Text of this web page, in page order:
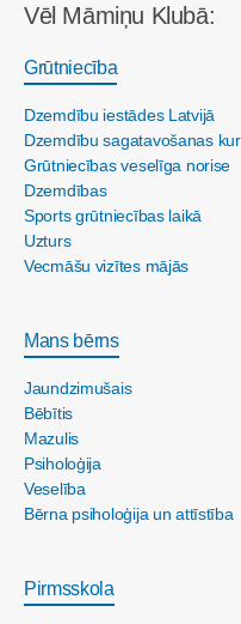
Vēl Māmiņu Klubā:
Grūtniecība
Dzemdību iestādes Latvijā
Dzemdību sagatavošanas
Grūtniecības veselīga norise
Dzemdības
Sports grūtniecības laikā
Uzturs
Vecmāšu vizītes mājās
Mans bērns
Jaundzimušais
Bēbītis
Mazulis
Psiholoģija
Veselība
Bērna psiholoģija un attīstība
Pirmsskola